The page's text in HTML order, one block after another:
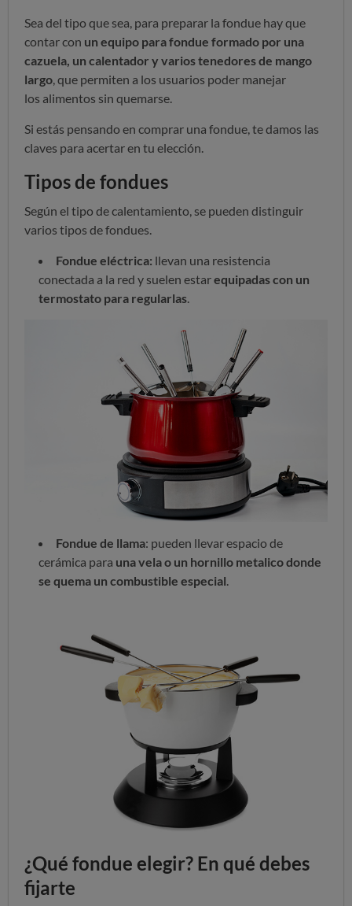
Sea del tipo que sea, para preparar la fondue hay que
contar con un equipo para fondue formado por una
cazuela, un calentador y varios tenedores de mango
largo , que permiten a los usuarios poder manejar
los alimentos sin quemarse.
Si estás pensando en comprar una fondue, te damos las
claves para acertar en tu elección.
Tipos de fondues
Según el tipo de calentamiento, se pueden distinguir
varios tipos de fondues.
Fondue eléctrica: llevan una resistencia
conectada a la red y suelen estarequipadas con un
termostato para regularlas
Fondue de llama: pueden llevar espacio de
cerámica para una vela o un hornillo metalico donde
se quema un combustible especial.
¿Qué fondue elegir? En qué debes
fijarte